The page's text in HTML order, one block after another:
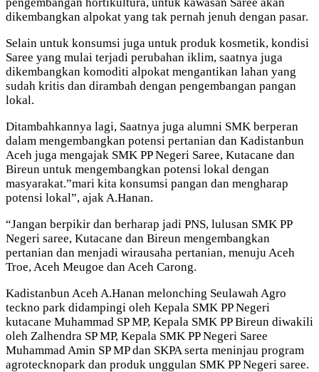
dikembangkan alpokat yang tak pernah jenuh dengan pasar.
Selain untuk konsumsi juga untuk produk kosmetik, kondisi
Saree yang mulai terjadi perubahan iklim, saatnya juga
dikembangkan komoditi alpokat mengantikan lahan yang
sudah kritis dan dirambah dengan pengembangan pangan
lokal.
Ditambahkannya lagi, Saatnya juga alumni SMK berperan
dalam mengembangkan potensi pertanian dan Kadistanbun
Aceh juga mengajak SMK PP Negeri Saree, Kutacane dan
Bireun untuk mengembangkan potensi lokal dengan
masyarakat.”mari kita konsumsi pangan dan mengharap
potensi lokal”, ajak A.Hanan.
“Jangan berpikir dan berharap jadi PNS, lulusan SMK PP
Negeri saree, Kutacane dan Bireun mengembangkan
pertanian dan menjadi wirausaha pertanian, menuju Aceh
Troe, Aceh Meugoe dan Aceh Carong.
Kadistanbun Aceh A.Hanan melonching Seulawah Agro
teckno park didampingi oleh Kepala SMK PP Negeri
kutacane Muhammad SP MP, Kepala SMK PP Bireun diwakili
oleh Zalhendra SP MP, Kepala SMK PP Negeri Saree
Muhammad Amin SP MP dan SKPA serta meninjau program
agrotecknopark dan produk unggulan SMK PP Negeri saree.